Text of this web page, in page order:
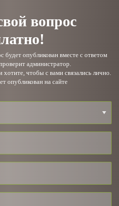
вопрос
опубликован вместе с ответом
администратор.
хотите, чтобы с вами связались лично.
опубликован на сайте